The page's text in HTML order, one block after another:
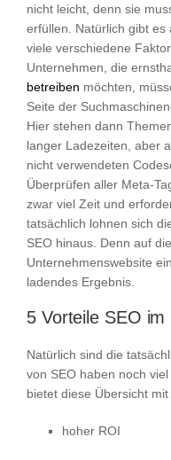
nicht leicht, denn sie
erfüllen. Natürlich gibt es
viele verschiedene
Unternehmen, die
betreiben möchten,
Seite der
Hier stehen dann
langer Ladezeiten, aber
nicht verwendeten
Überprüfen aller Meta-
zwar viel Zeit und
tatsächlich lohnen sich
SEO hinaus. Denn auf
Unternehmenswebsite
ladendes Ergebnis.
5 Vorteile SEO
Natürlich sind die
von SEO haben noch
bietet diese Übersicht
hoher ROI